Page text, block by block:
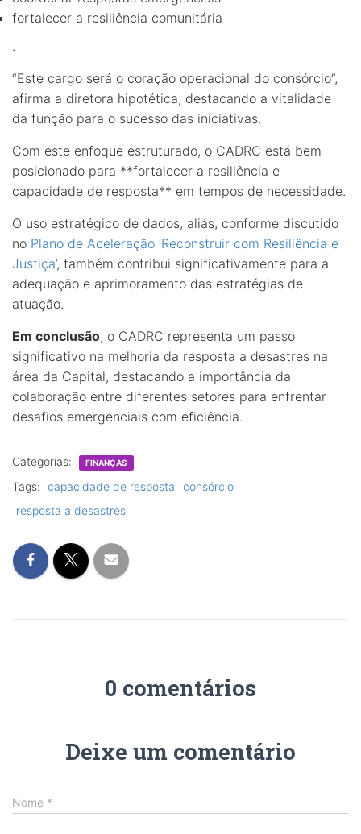
fortalecer a resiliência comunitária
.
“Este cargo será o coração operacional do consórcio”,
afirma a diretora hipotética, destacando a vitalidade
da função para o sucesso das iniciativas.
Com este enfoque estruturado, o CADRC está bem
posicionado para **fortalecer a resiliência e
capacidade de resposta** em tempos de necessidade.
O uso estratégico de dados, aliás, conforme discutido
no Plano de Aceleração ‘Reconstruir com Resiliência e
Justiça’, também contribui significativamente para a
adequação e aprimoramento das estratégias de
atuação.
Em conclusão, o CADRC representa um passo
significativo na melhoria da resposta a desastres na
área da Capital, destacando a importância da
colaboração entre diferentes setores para enfrentar
desafios emergenciais com eficiência.
Categorias: FINANÇAS
Tags: capacidade de resposta
consórcio
resposta a desastres
0 comentários
Deixe um comentário
Nome *